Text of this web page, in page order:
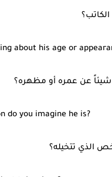
about his age or
عن عمره أو مظهره؟
do you imagine he is?
الذي تتخيله؟